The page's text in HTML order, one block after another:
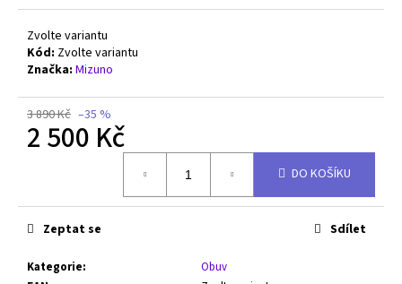
Zvolte variantu
Kód: Zvolte variantu
Značka: Mizuno
3 890 Kč –35 %
2 500 Kč
DO KOŠÍKU
Kategorie:
Obuv
Zeptat se Sdílet
WAVE
RIDER
D1GA330924
1
990
Kč
Původně: